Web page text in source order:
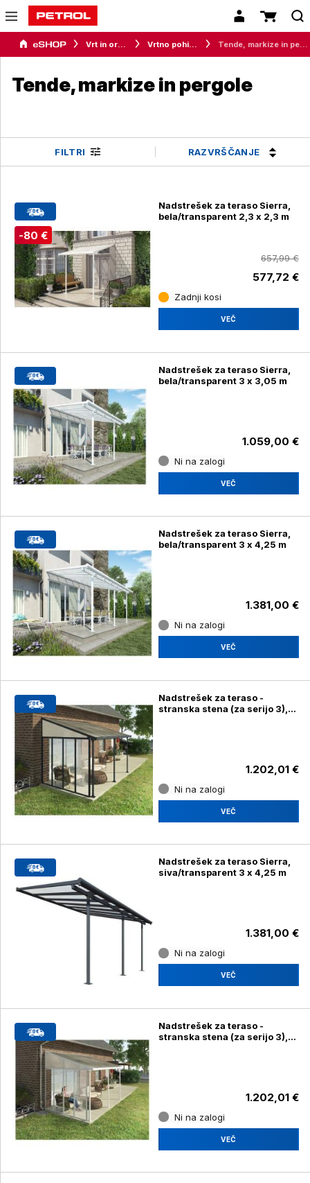
Vrt in orodje Vrtno pohištvo Tende, markize in pergole
Tende, markize in pergole
FILTRI RAZVRŠČANJE
-80 €
Nadstrešek za teraso Sierra,
bela/transparent 2,3 x 2,3 m
657,99 €
577,72 €
Zadnji kosi
VEČ
Nadstrešek za teraso Sierra,
bela/transparent 3 x 3,05 m
1.059,00 €
Ni na zalogi
VEČ
Nadstrešek za teraso Sierra,
bela/transparent 3 x 4,25 m
1.381,00 €
Ni na zalogi
VEČ
Nadstrešek za teraso -
stranska stena (za serijo 3),
1.202,01 €
Ni na zalogi
VEČ
Nadstrešek za teraso Sierra,
siva/transparent 3 x 4,25 m
1.381,00 €
Ni na zalogi
VEČ
Nadstrešek za teraso -
stranska stena (za serijo 3),
1.202,01 €
Ni na zalogi
VEČ